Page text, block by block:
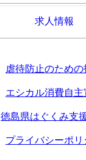
求人情報
虐待防止のための
エシカル消費自主
徳島県はぐくみ支
プライバシーポリ